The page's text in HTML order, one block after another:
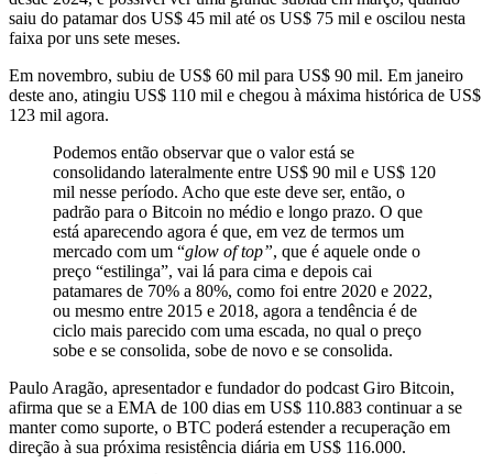
saiu do patamar dos US$ 45 mil até os US$ 75 mil e oscilou nesta
faixa por uns sete meses.
Em novembro, subiu de US$ 60 mil para US$ 90 mil. Em janeiro
deste ano, atingiu US$ 110 mil e chegou à máxima histórica de US$
123 mil agora.
Podemos então observar que o valor está se
consolidando lateralmente entre US$ 90 mil e US$ 120
mil nesse período. Acho que este deve ser, então, o
padrão para o Bitcoin no médio e longo prazo. O que
está aparecendo agora é que, em vez de termos um
mercado com um “glow of top”, que é aquele onde o
preço “estilinga”, vai lá para cima e depois cai
patamares de 70% a 80%, como foi entre 2020 e 2022,
ou mesmo entre 2015 e 2018, agora a tendência é de
ciclo mais parecido com uma escada, no qual o preço
sobe e se consolida, sobe de novo e se consolida.
Paulo Aragão, apresentador e fundador do podcast Giro Bitcoin,
afirma que se a EMA de 100 dias em US$ 110.883 continuar a se
manter como suporte, o BTC poderá estender a recuperação em
direção à sua próxima resistência diária em US$ 116.000.